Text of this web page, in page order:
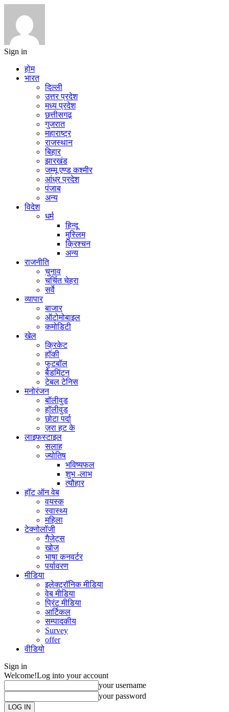
Sign in
होम
भारत
दिल्ली
उत्तर प्रदेश
मध्य प्रदेश
छत्तीसगढ़
गुजरात
महाराष्ट्र
राजस्थान
बिहार
झारखंड
जम्मू एण्ड कश्मीर
आंध्र प्रदेश
पंजाब
अन्य
विदेश
धर्म
हिन्दू
मुस्लिम
क्रिश्चन
अन्य
राजनीति
चुनाव
चर्चित चेहरा
सर्वे
व्यापार
बाजार
ऑटोमोबाइल
कमोडिटी
खेल
क्रिकेट
हॉकी
फुटबॉल
बैडमिंटन
टेबल टेनिस
मनोरंजन
बॉलीवुड
हॉलीवुड
छोटा पर्दा
ज़रा हट के
लाइफस्टाइल
सलाह
ज्योतिष
भविष्यफल
शुभ -लाभ
त्यौहार
हॉट ऑन वेब
वयस्क
स्वास्थ्य
महिला
टेक्नोलॉजी
गैजेट्स
खोज
भाषा कनवर्टर
पर्यावरण
मीडिया
इलेक्ट्रॉनिक मीडिया
वेब मीडिया
प्रिंट मीडिया
आर्टिकल
सम्पादकीय
Survey
offer
वीडियो
Sign in
Welcome!Log into your account
your username
your password